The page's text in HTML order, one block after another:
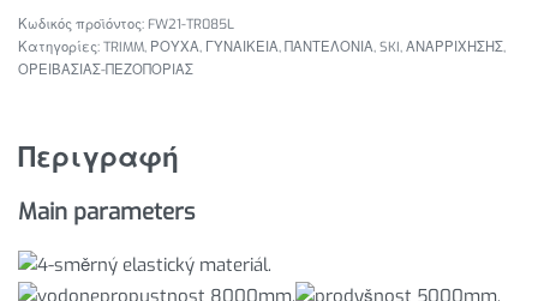
FW21-TR085L
Κατηγορίες: TRIMM, ΡΟΥΧΑ, ΓΥΝΑΙΚΕΙΑ, ΠΑΝΤΕΛΟΝΙΑ, SKI, ΑΝΑΡΡΙΧΗΣΗΣ,
ΟΡΕΙΒΑΣΙΑΣ-ΠΕΖΟΠΟΡΙΑΣ
Περιγραφή
Main parameters